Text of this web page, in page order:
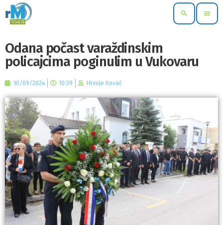
search menu
Odana počast varaždinskim
policajcima poginulim u Vukovaru
10/09/2024 10:39 Hrvoje Kovač